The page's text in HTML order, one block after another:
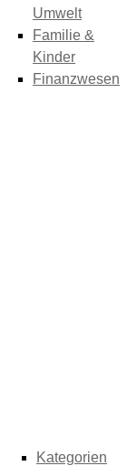
Umwelt
Familie &
Kinder
Finanzwesen
Kategorien